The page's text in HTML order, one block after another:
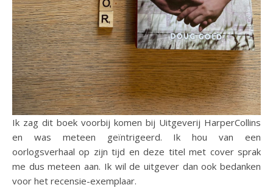
Ik zag dit boek voorbij komen bij Uitgeverij HarperCollins
en was meteen geïntrigeerd. Ik hou van een
oorlogsverhaal op zijn tijd en deze titel met cover sprak
me dus meteen aan. Ik wil de uitgever dan ook bedanken
voor het recensie-exemplaar.